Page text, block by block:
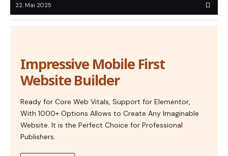
22. Mai 2025
Impressive Mobile First
Website Builder
Ready for Core Web Vitals, Support for Elementor,
With 1000+ Options Allows to Create Any Imaginable
Website. It is the Perfect Choice for Professional
Publishers.